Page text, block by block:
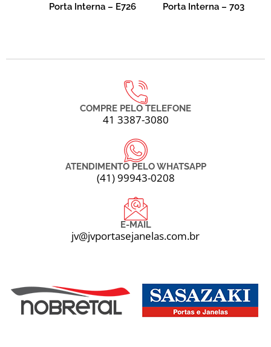
Porta Interna – E726 Porta Interna – 703
COMPRE PELO TELEFONE
41 3387-3080
ATENDIMENTO PELO WHATSAPP
(41) 99943-0208
E-MAIL
jv@jvportasejanelas.com.br